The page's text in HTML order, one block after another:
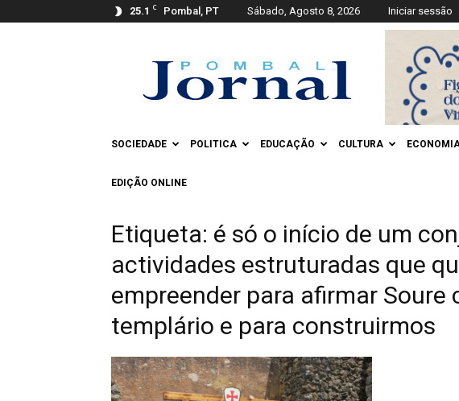
25.1 C Pombal, PT Sábado, Agosto 8, 2026 Iniciar sessão
Jornal
SOCIEDADE POLITICA EDUCAÇÃO CULTURA
EDIÇÃO ONLINE
Etiqueta: é só o início de um
actividades estruturadas que
empreender para afirmar
templário e para construirmos